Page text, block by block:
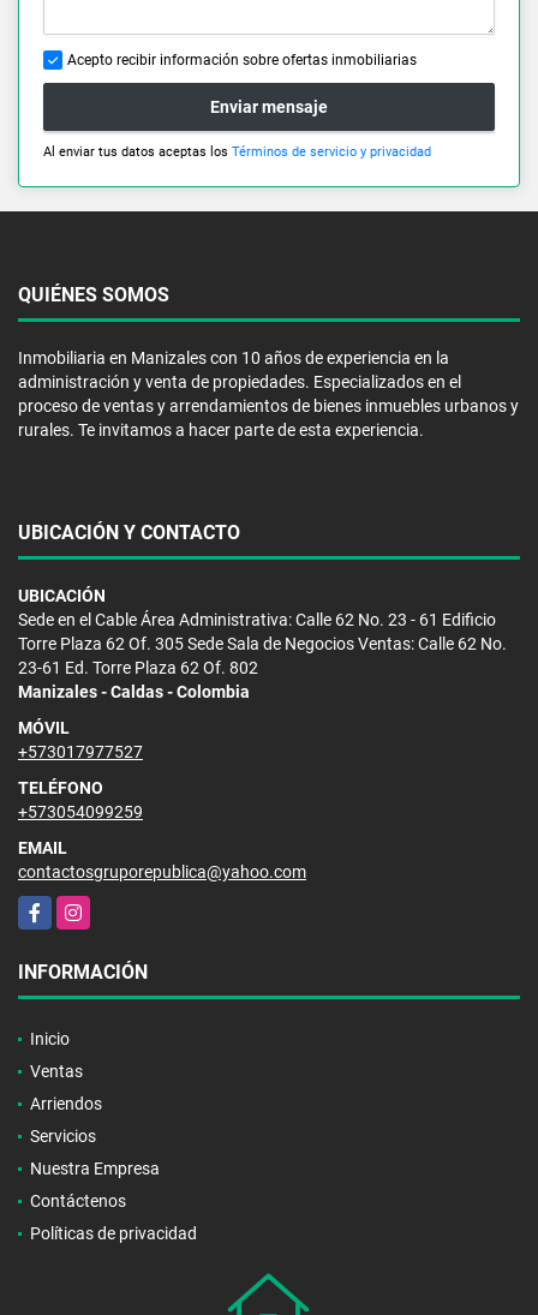
Acepto recibir información sobre ofertas inmobiliarias
Enviar mensaje
Al enviar tus datos aceptas los Términos de servicio y privacidad
QUIÉNES SOMOS
Inmobiliaria en Manizales con 10 años de experiencia en la
administración y venta de propiedades. Especializados en el
proceso de ventas y arrendamientos de bienes inmuebles urbanos y
rurales. Te invitamos a hacer parte de esta experiencia.
UBICACIÓN Y CONTACTO
UBICACIÓN
Sede en el Cable Área Administrativa: Calle 62 No. 23 - 61 Edificio
Torre Plaza 62 Of. 305 Sede Sala de Negocios Ventas: Calle 62 No.
23-61 Ed. Torre Plaza 62 Of. 802
Manizales - Caldas - Colombia
MÓVIL
+573017977527
TELÉFONO
+573054099259
EMAIL
contactosgruporepublica@yahoo.com
FacebookInstagram
INFORMACIÓN
Inicio
Ventas
Arriendos
Servicios
Nuestra Empresa
Contáctenos
Políticas de privacidad